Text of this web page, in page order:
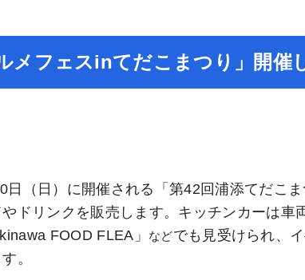
メフェスinてだこまつり」開催
（日）に開催される「第42回浦添てだこ
ドリンクを販売します。キッチンカーは車
FOOD FLEA」
などでも見受けられ、
。